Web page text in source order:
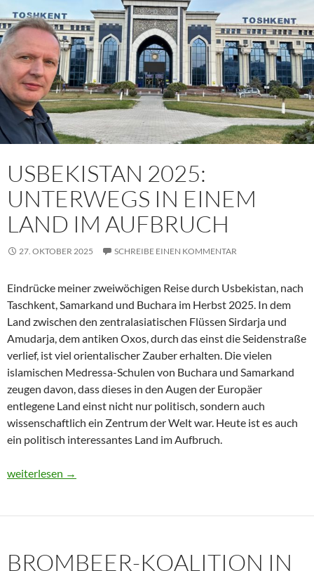
USBEKISTAN 2025:
UNTERWEGS IN EINEM
LAND IM AUFBRUCH
27. OKTOBER 2025 SCHREIBE EINEN KOMMENTAR
Eindrücke meiner zweiwöchigen Reise durch Usbekistan, nach
Taschkent, Samarkand und Buchara im Herbst 2025. In dem
Land zwischen den zentralasiatischen Flüssen Sirdarja und
Amudarja, dem antiken Oxos, durch das einst die Seidenstraße
verlief, ist viel orientalischer Zauber erhalten. Die vielen
islamischen Medressa-Schulen von Buchara und Samarkand
zeugen davon, dass dieses in den Augen der Europäer
entlegene Land einst nicht nur politisch, sondern auch
wissenschaftlich ein Zentrum der Welt war. Heute ist es auch
ein politisch interessantes Land im Aufbruch.
Usbekistan 2025: Unterwegs in einem Land im Aufbruch
weiterlesen →
BROMBEER-KOALITION IN